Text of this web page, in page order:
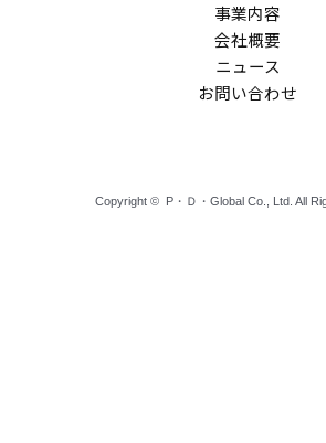
事業内容
会社概要
ニュース
お問い合わせ
Copyright © P・Ｄ・Global Co., Ltd. All